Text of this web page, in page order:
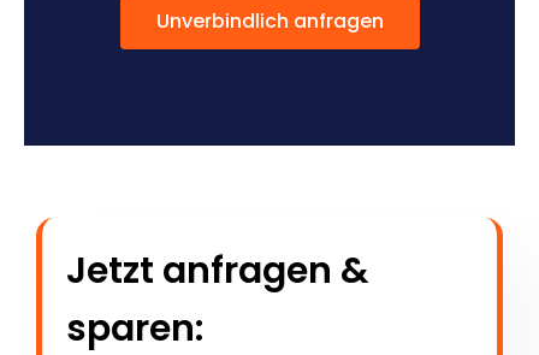
Unverbindlich anfragen
Jetzt anfragen &
sparen: